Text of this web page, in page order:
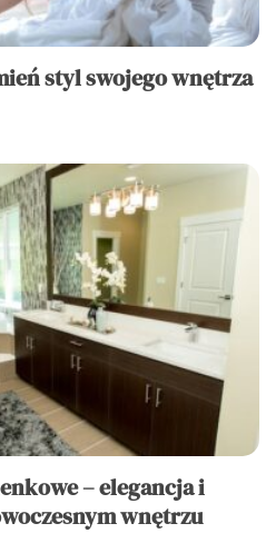
styl swojego wnętrza
– elegancja i
wnętrzu